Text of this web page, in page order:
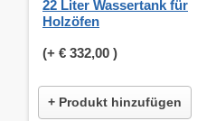
22 Liter Wassertank für
Holzöfen
(+ € 332,00 )
+ Produkt hinzufügen